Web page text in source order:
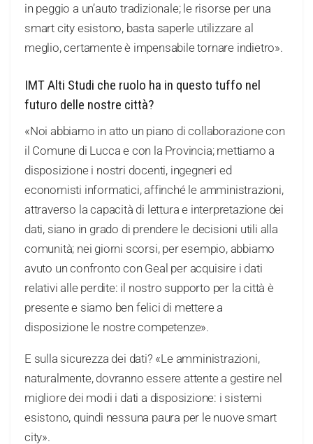
in peggio a un’auto tradizionale; le risorse per una
smart city esistono, basta saperle utilizzare al
meglio, certamente è impensabile tornare indietro».
IMT Alti Studi che ruolo ha in questo tuffo nel
futuro delle nostre città?
«Noi abbiamo in atto un piano di collaborazione con
il Comune di Lucca e con la Provincia; mettiamo a
disposizione i nostri docenti, ingegneri ed
economisti informatici, affinché le amministrazioni,
attraverso la capacità di lettura e interpretazione dei
dati, siano in grado di prendere le decisioni utili alla
comunità; nei giorni scorsi, per esempio, abbiamo
avuto un confronto con Geal per acquisire i dati
relativi alle perdite: il nostro supporto per la città è
presente e siamo ben felici di mettere a
disposizione le nostre competenze».
E sulla sicurezza dei dati? «Le amministrazioni,
naturalmente, dovranno essere attente a gestire nel
migliore dei modi i dati a disposizione: i sistemi
esistono, quindi nessuna paura per le nuove smart
city».